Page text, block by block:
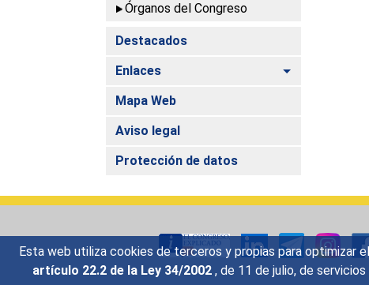
Esta web utiliza cookies de terceros y propias para optimizar
artículo 22.2 de la Ley 34/2002 , de 11 de julio, de
Órganos del Congreso
Destacados
Enlaces
Alternar
Mapa Web
Aviso legal
Protección de datos